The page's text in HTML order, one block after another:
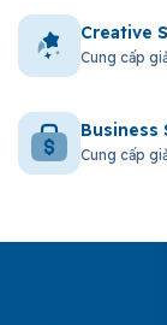
Creative
Cung cấp
Business
Cung cấp